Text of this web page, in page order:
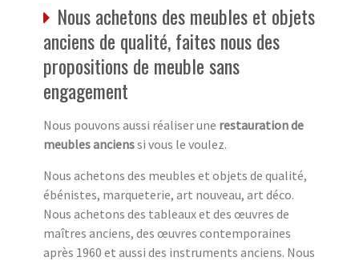
Nous achetons des meubles et objets
anciens de qualité, faites nous des
propositions de meuble sans
engagement
Nous pouvons aussi réaliser une restauration de
meubles ancienssi vous le voulez.
Nous achetons des meubles et objets de qualité,
ébénistes, marqueterie, art nouveau, art déco.
Nous achetons des tableaux et des œuvres de
maîtres anciens, des œuvres contemporaines
après 1960 et aussi des instruments anciens. Nous